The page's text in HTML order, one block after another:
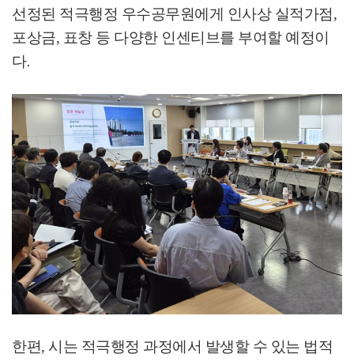
선정된 적극행정 우수공무원에게 인사상 실적가점,
포상금, 표창 등 다양한 인센티브를 부여할 예정이
다.
한편, 시는 적극행정 과정에서 발생할 수 있는 법적